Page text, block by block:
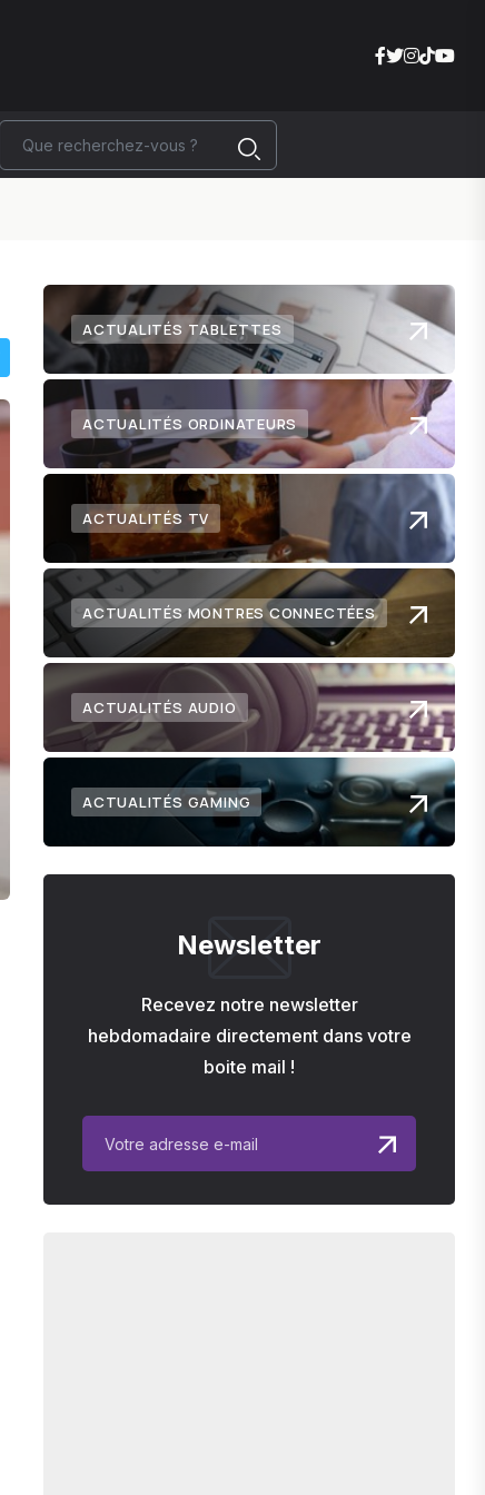
ACTUALITÉS TABLETTES
ACTUALITÉS ORDINATEURS
ACTUALITÉS TV
ACTUALITÉS MONTRES CONNECTÉES
ACTUALITÉS AUDIO
ACTUALITÉS GAMING
Newsletter
Recevez notre newsletter
hebdomadaire directement dans votre
boite mail !